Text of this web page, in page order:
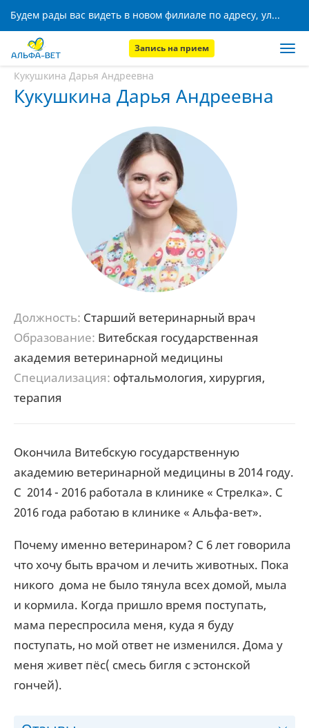
Будем рады вас видеть в новом филиале по адресу, ул. Кижеватова, 8!
Запись на прием
Главная
Наши сотрудники
Кукушкина Дарья Андреевна
Кукушкина Дарья Андреевна
Должность: Старший ветеринарный врач
Образование: Витебская государственная
академия ветеринарной медицины
Специализация: офтальмология, хирургия,
терапия
Окончила Витебскую государственную
академию ветеринарной медицины в 2014 году.
С 2014 - 2016 работала в клинике « Стрелка». С
2016 года работаю в клинике « Альфа-вет».
Почему именно ветеринаром? С 6 лет говорила
что хочу быть врачом и лечить животных. Пока
никого дома не было тянула всех домой, мыла
и кормила. Когда пришло время поступать,
мама переспросила меня, куда я буду
поступать, но мой ответ не изменился. Дома у
меня живет пёс( смесь бигля с эстонской
гончей).